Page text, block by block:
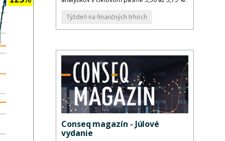
Týždeň na finančných trhoch
Conseq magazín - Júlové
vydanie